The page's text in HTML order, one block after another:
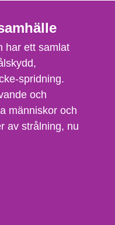
har ett samlat
spridning.
och
människor och
av strålning, nu